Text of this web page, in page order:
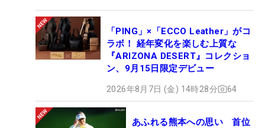
「PING」×「ECCO Leather」がコ
ラボ！ 経年変化を楽しむ上質な
『ARIZONA DESERT』コレクショ
ン、9月15日限定デビュー
2026年8月7日 (金) 14時28分 64
あふれる熊本への思い 首位